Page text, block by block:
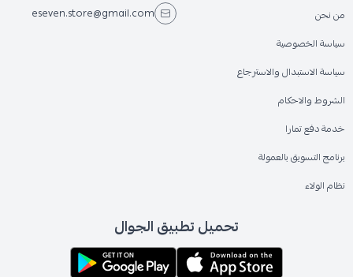
من نحن
سياسة الخصوصية
سياسة الاستبدال والاسترجاع
الشروط والاحكام
خدمة دفع تمارا
برنامج التسويق بالعمولة
نظام الولاء
eseven.store@gmail.com
تحميل تطبيق الجوال